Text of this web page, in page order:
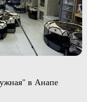
в Анапе